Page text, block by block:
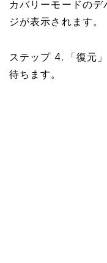
カバリーモードの
ジが表示されます。
ステップ 4. 「復元
待ちます。